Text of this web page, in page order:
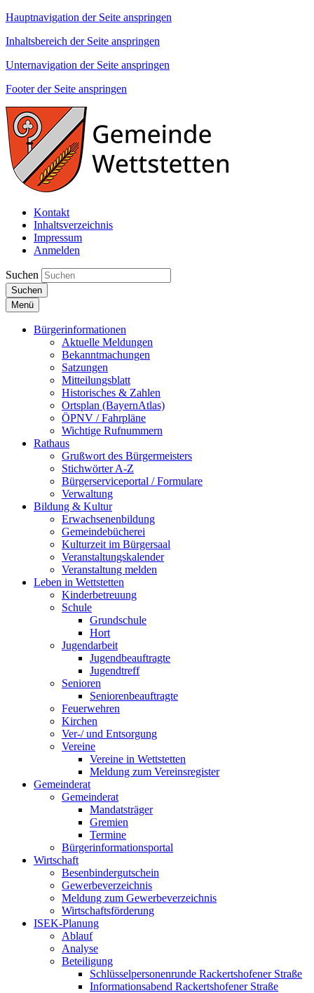
Hauptnavigation der Seite anspringen
Inhaltsbereich der Seite anspringen
Unternavigation der Seite anspringen
Footer der Seite anspringen
Kontakt
Inhaltsverzeichnis
Impressum
Anmelden
Suchen
Suchen
Menü
Bürgerinformationen
Aktuelle Meldungen
Bekanntmachungen
Satzungen
Mitteilungsblatt
Historisches & Zahlen
Ortsplan (BayernAtlas)
ÖPNV / Fahrpläne
Wichtige Rufnummern
Rathaus
Grußwort des Bürgermeisters
Stichwörter A-Z
Bürgerserviceportal / Formulare
Verwaltung
Bildung & Kultur
Erwachsenenbildung
Gemeindebücherei
Kulturzeit im Bürgersaal
Veranstaltungskalender
Veranstaltung melden
Leben in Wettstetten
Kinderbetreuung
Schule
Grundschule
Hort
Jugendarbeit
Jugendbeauftragte
Jugendtreff
Senioren
Seniorenbeauftragte
Feuerwehren
Kirchen
Ver-/ und Entsorgung
Vereine
Vereine in Wettstetten
Meldung zum Vereinsregister
Gemeinderat
Gemeinderat
Mandatsträger
Gremien
Termine
Bürgerinformationsportal
Wirtschaft
Besenbindergutschein
Gewerbeverzeichnis
Meldung zum Gewerbeverzeichnis
Wirtschaftsförderung
ISEK-Planung
Ablauf
Analyse
Beteiligung
Schlüsselpersonenrunde Rackertshofener Straße
Informationsabend Rackertshofener Straße